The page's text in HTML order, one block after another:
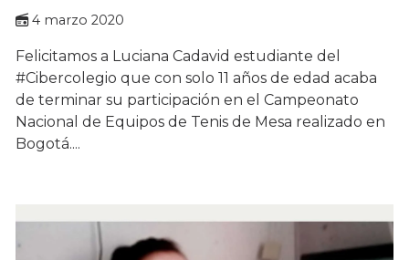
4 marzo 2020
Felicitamos a Luciana Cadavid estudiante del
#Cibercolegio que con solo 11 años de edad acaba
de terminar su participación en el Campeonato
Nacional de Equipos de Tenis de Mesa realizado en
Bogotá....